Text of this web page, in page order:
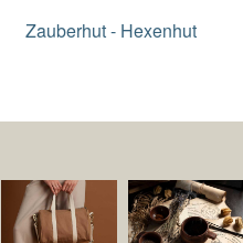
Zauberhut - Hexenhut